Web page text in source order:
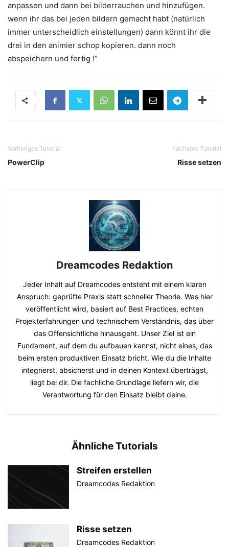
anpassen und dann bei bilderrauchen und hinzufügen.
wenn ihr das bei jeden bildern gemacht habt (natürlich
immer unterscheidlich einstellungen) dann könnt ihr die
drei in den animier schop kopieren. dann noch
abspeichern und fertig !“
Vorheriges Tutorial
PowerClip
Nächstes Tutorial
Risse setzen
Dreamcodes Redaktion
Jeder Inhalt auf Dreamcodes entsteht mit einem klaren
Anspruch: geprüfte Praxis statt schneller Theorie. Was hier
veröffentlicht wird, basiert auf Best Practices, echten
Projekterfahrungen und technischem Verständnis, das über
das Offensichtliche hinausgeht. Unser Ziel ist ein
Fundament, auf dem du aufbauen kannst, nicht eines, das
beim ersten produktiven Einsatz bricht. Wie du die Inhalte
integrierst, absicherst und in deinen Kontext überträgst,
liegt bei dir. Die fachliche Grundlage liefern wir, die
Verantwortung für den Einsatz bleibt deine.
Ähnliche Tutorials
Streifen erstellen
Dreamcodes Redaktion
Risse setzen
Dreamcodes Redaktion